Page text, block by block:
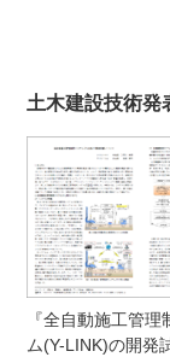
土木建設技術発
『全自動施工管理
ム(Y-LINK)の開発